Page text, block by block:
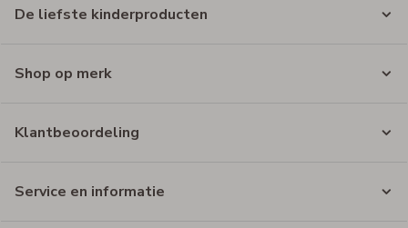
De liefste kinderproducten
Shop op merk
Klantbeoordeling
Service en informatie